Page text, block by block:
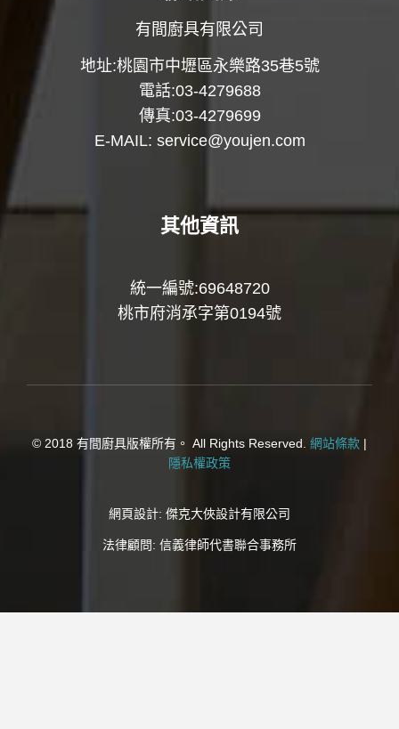
有間廚具有限公司
地址:桃園市中壢區永樂路35巷5號
電話:03-4279688
傳真:03-4279699
E-MAIL: service@youjen.com
其他資訊
統一編號:69648720
桃市府消承字第0194號
© 2018 有間廚具版權所有。 All Rights Reserved. 網站條款 |
隱私權政策
網頁設計: 傑克大俠設計有限公司
法律顧問: 信義律師代書聯合事務所